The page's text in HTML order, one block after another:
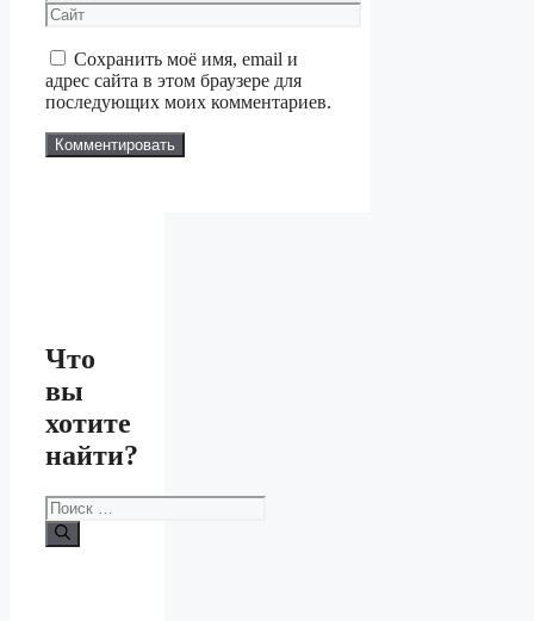
Сайт
Сохранить моё имя, email и
адрес сайта в этом браузере для
последующих моих комментариев.
Что
вы
хотите
найти?
Поиск: